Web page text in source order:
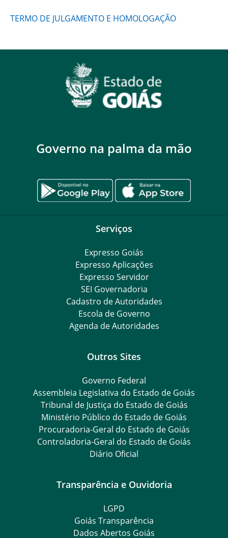
TERMO DE JULGAMENTO E HOMOLOGAÇÃO
Governo na palma da mão
Serviços
Expresso Goiás
Expresso Aplicações
Expresso Servidor
SEI Governadoria
Cadastro de Autoridades
Escola de Governo
Agenda de Autoridades
Outros Sites
Governo Federal
Assembleia Legislativa do Estado de Goiás
Tribunal de Justiça do Estado de Goiás
Ministério Público do Estado de Goiás
Procuradoria-Geral do Estado de Goiás
Controladoria-Geral do Estado de Goiás
Diário Oficial
Transparência e Ouvidoria
LGPD
Goiás Transparência
Dados Abertos Goiás